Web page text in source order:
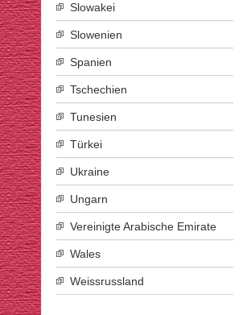
Slowakei
Slowenien
Spanien
Tschechien
Tunesien
Türkei
Ukraine
Ungarn
Vereinigte Arabische Emirate
Wales
Weissrussland